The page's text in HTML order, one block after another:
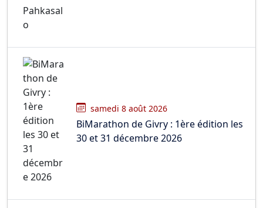
samedi 8 août 2026
BiMarathon de Givry : 1ère édition les
30 et 31 décembre 2026